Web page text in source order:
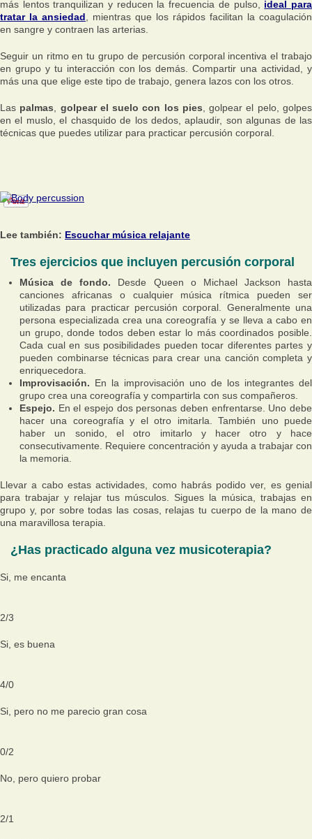
más lentos tranquilizan y reducen la frecuencia de pulso, ideal para
tratar la ansiedad , mientras que los rápidos facilitan la coagulación
en sangre y contraen las arterias.
Seguir un ritmo en tu grupo de percusión corporal incentiva el trabajo
en grupo y tu interacción con los demás. Compartir una actividad, y
más una que elige este tipo de trabajo, genera lazos con los otros.
Las palmas golpear el suelo con los pies , golpear el pelo, golpes
en el muslo, el chasquido de los dedos, aplaudir, son algunas de las
técnicas que puedes utilizar para practicar percusión corporal.
Lee también: Escuchar música relajante
Tres ejercicios que incluyen percusión corporal
Música de fondo. Desde Queen o Michael Jackson hasta
canciones africanas o cualquier música rítmica pueden ser
utilizadas para practicar percusión corporal. Generalmente una
persona especializada crea una coreografía y se lleva a cabo en
un grupo, donde todos deben estar lo más coordinados posible.
Cada cual en sus posibilidades pueden tocar diferentes partes y
pueden combinarse técnicas para crear una canción completa y
enriquecedora.
Improvisación. En la improvisación uno de los integrantes del
grupo crea una coreografía y compartirla con sus compañeros.
Espejo. En el espejo dos personas deben enfrentarse. Uno debe
hacer una coreografía y el otro imitarla. También uno puede
haber un sonido, el otro imitarlo y hacer otro y hace
consecutivamente. Requiere concentración y ayuda a trabajar con
la memoria.
Llevar a cabo estas actividades, como habrás podido ver, es genial
para trabajar y relajar tus músculos. Sigues la música, trabajas en
grupo y, por sobre todas las cosas, relajas tu cuerpo de la mano de
una maravillosa terapia.
¿Has practicado alguna vez musicoterapia?
Si, me encanta
2/3
Si, es buena
4/0
Si, pero no me parecio gran cosa
0/2
No, pero quiero probar
2/1